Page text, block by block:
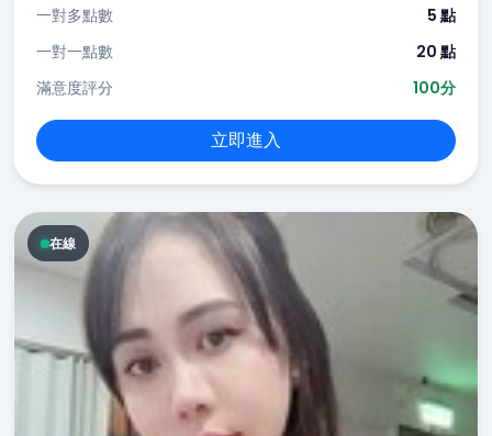
一對多點數
5 點
一對一點數
20 點
滿意度評分
100分
立即進入
在線